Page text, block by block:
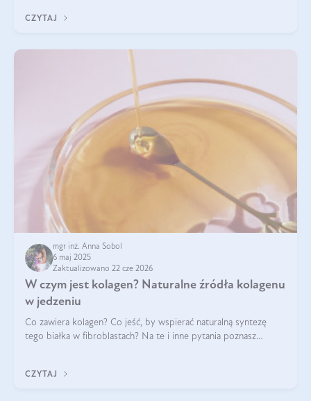
CZYTAJ
mgr inż. Anna Sobol
6 maj 2025
Zaktualizowano 22 cze 2026
W czym jest kolagen? Naturalne źródła kolagenu
w jedzeniu
Co zawiera kolagen? Co jeść, by wspierać naturalną syntezę
tego białka w fibroblastach? Na te i inne pytania poznasz
CZYTAJ